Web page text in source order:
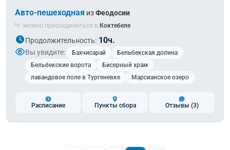
Авто-пешеходная изФеодосии
можно присоединиться в Коктебеле
Продолжительность: 10ч.
Вы увидите: Бахчисарай
Бельбекская долина
Бельбекские ворота
Бисерный храм
лавандовое поле в Тургеневке
Марсианское озеро
Расписание Пункты сбора Отзывы (3)